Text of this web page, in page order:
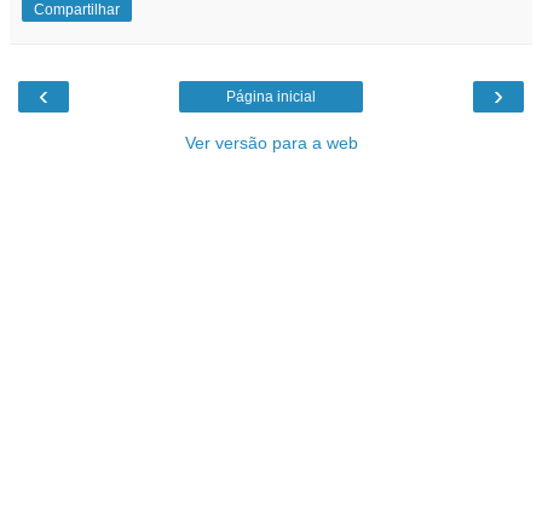
Compartilhar
‹ ›
Página inicial
Ver versão para a web